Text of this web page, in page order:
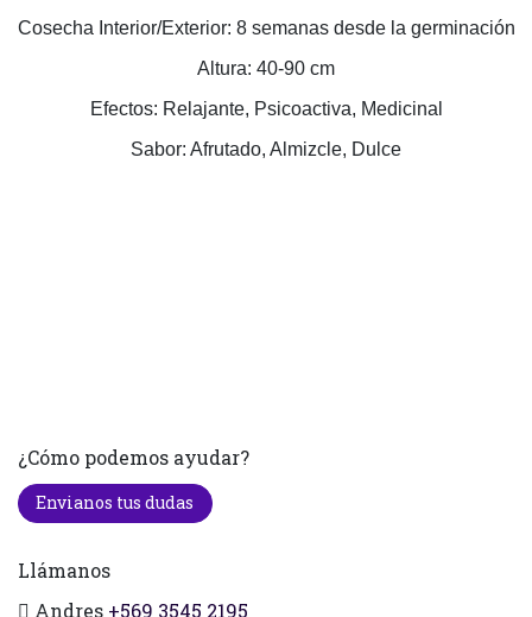
Cosecha Interior/Exterior: 8 semanas desde la germinación
Altura: 40-90 cm
Efectos: Relajante, Psicoactiva, Medicinal
Sabor: Afrutado, Almizcle, Dulce
¿Cómo podemos ayudar?
Envianos tus dudas
Llámanos
Andres +569 3545 2195